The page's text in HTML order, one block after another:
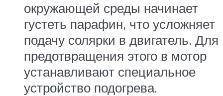
окружающей среды начинает
густеть парафин, что усложняет
подачу солярки в двигатель. Для
предотвращения этого в мотор
устанавливают специальное
устройство подогрева.